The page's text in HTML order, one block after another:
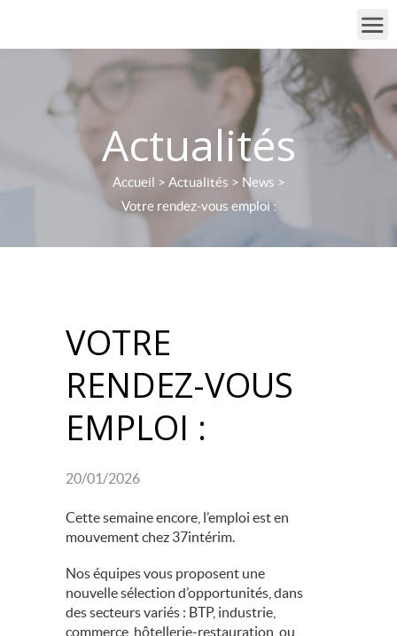
Actualités
Accueil > Actualités > News >
Votre rendez-vous emploi :
VOTRE
RENDEZ-VOUS
EMPLOI :
20/01/2026
Cette semaine encore, l’emploi est en
mouvement chez 37intérim.
Nos équipes vous proposent une
nouvelle sélection d’opportunités, dans
des secteurs variés : BTP, industrie,
commerce, hôtellerie-restauration, ou